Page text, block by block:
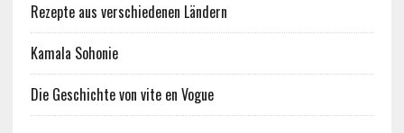
Rezepte aus verschiedenen Ländern
Kamala Sohonie
Die Geschichte von vite en Vogue